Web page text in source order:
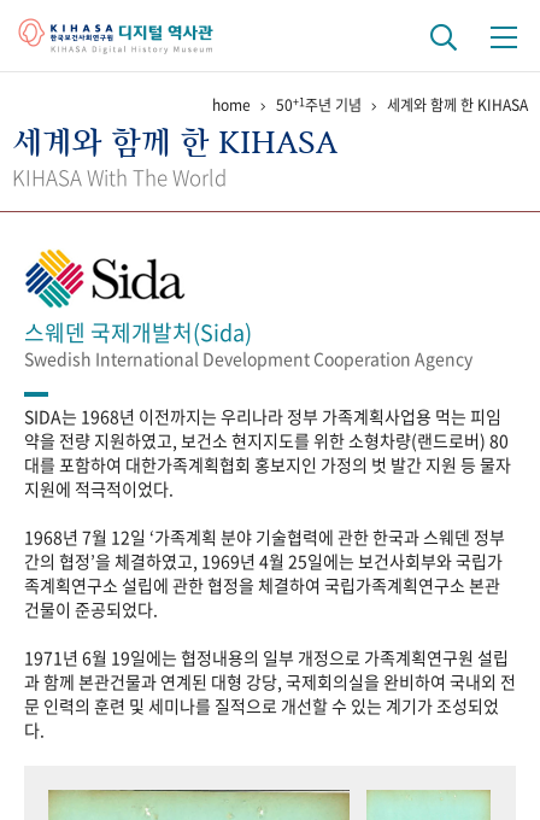
걸어온 길 기관 변천사 역대 기관장
정책과 연구 키워드로 보는 연구 역사
간행물 변천사
기록물 아카이브
사진 아카이브 문서 기록물 행정박물 영상 기록물
성과 50선 숫자로 보는 50년 50+1주년 광장
세계와 함께 한 KIHASA
VR 역사관
home 50+1주년 기념 세계와 함께 한 KIHASA
세계와 함께 한 KIHASA
KIHASA With The World
스웨덴 국제개발처(Sida)
Swedish International Development Cooperation Agency
SIDA는 1968년 이전까지는 우리나라 정부 가족계획사업용 먹는 피임
약을 전량 지원하였고, 보건소 현지지도를 위한 소형차량(랜드로버) 80
대를 포함하여 대한가족계획협회 홍보지인 가정의 벗 발간 지원 등 물자
지원에 적극적이었다.
1968년 7월 12일 ‘가족계획 분야 기술협력에 관한 한국과 스웨덴 정부
간의 협정’을 체결하였고, 1969년 4월 25일에는 보건사회부와 국립가
족계획연구소 설립에 관한 협정을 체결하여 국립가족계획연구소 본관
건물이 준공되었다.
1971년 6월 19일에는 협정내용의 일부 개정으로 가족계획연구원 설립
과 함께 본관건물과 연계된 대형 강당, 국제회의실을 완비하여 국내외 전
문 인력의 훈련 및 세미나를 질적으로 개선할 수 있는 계기가 조성되었
다.